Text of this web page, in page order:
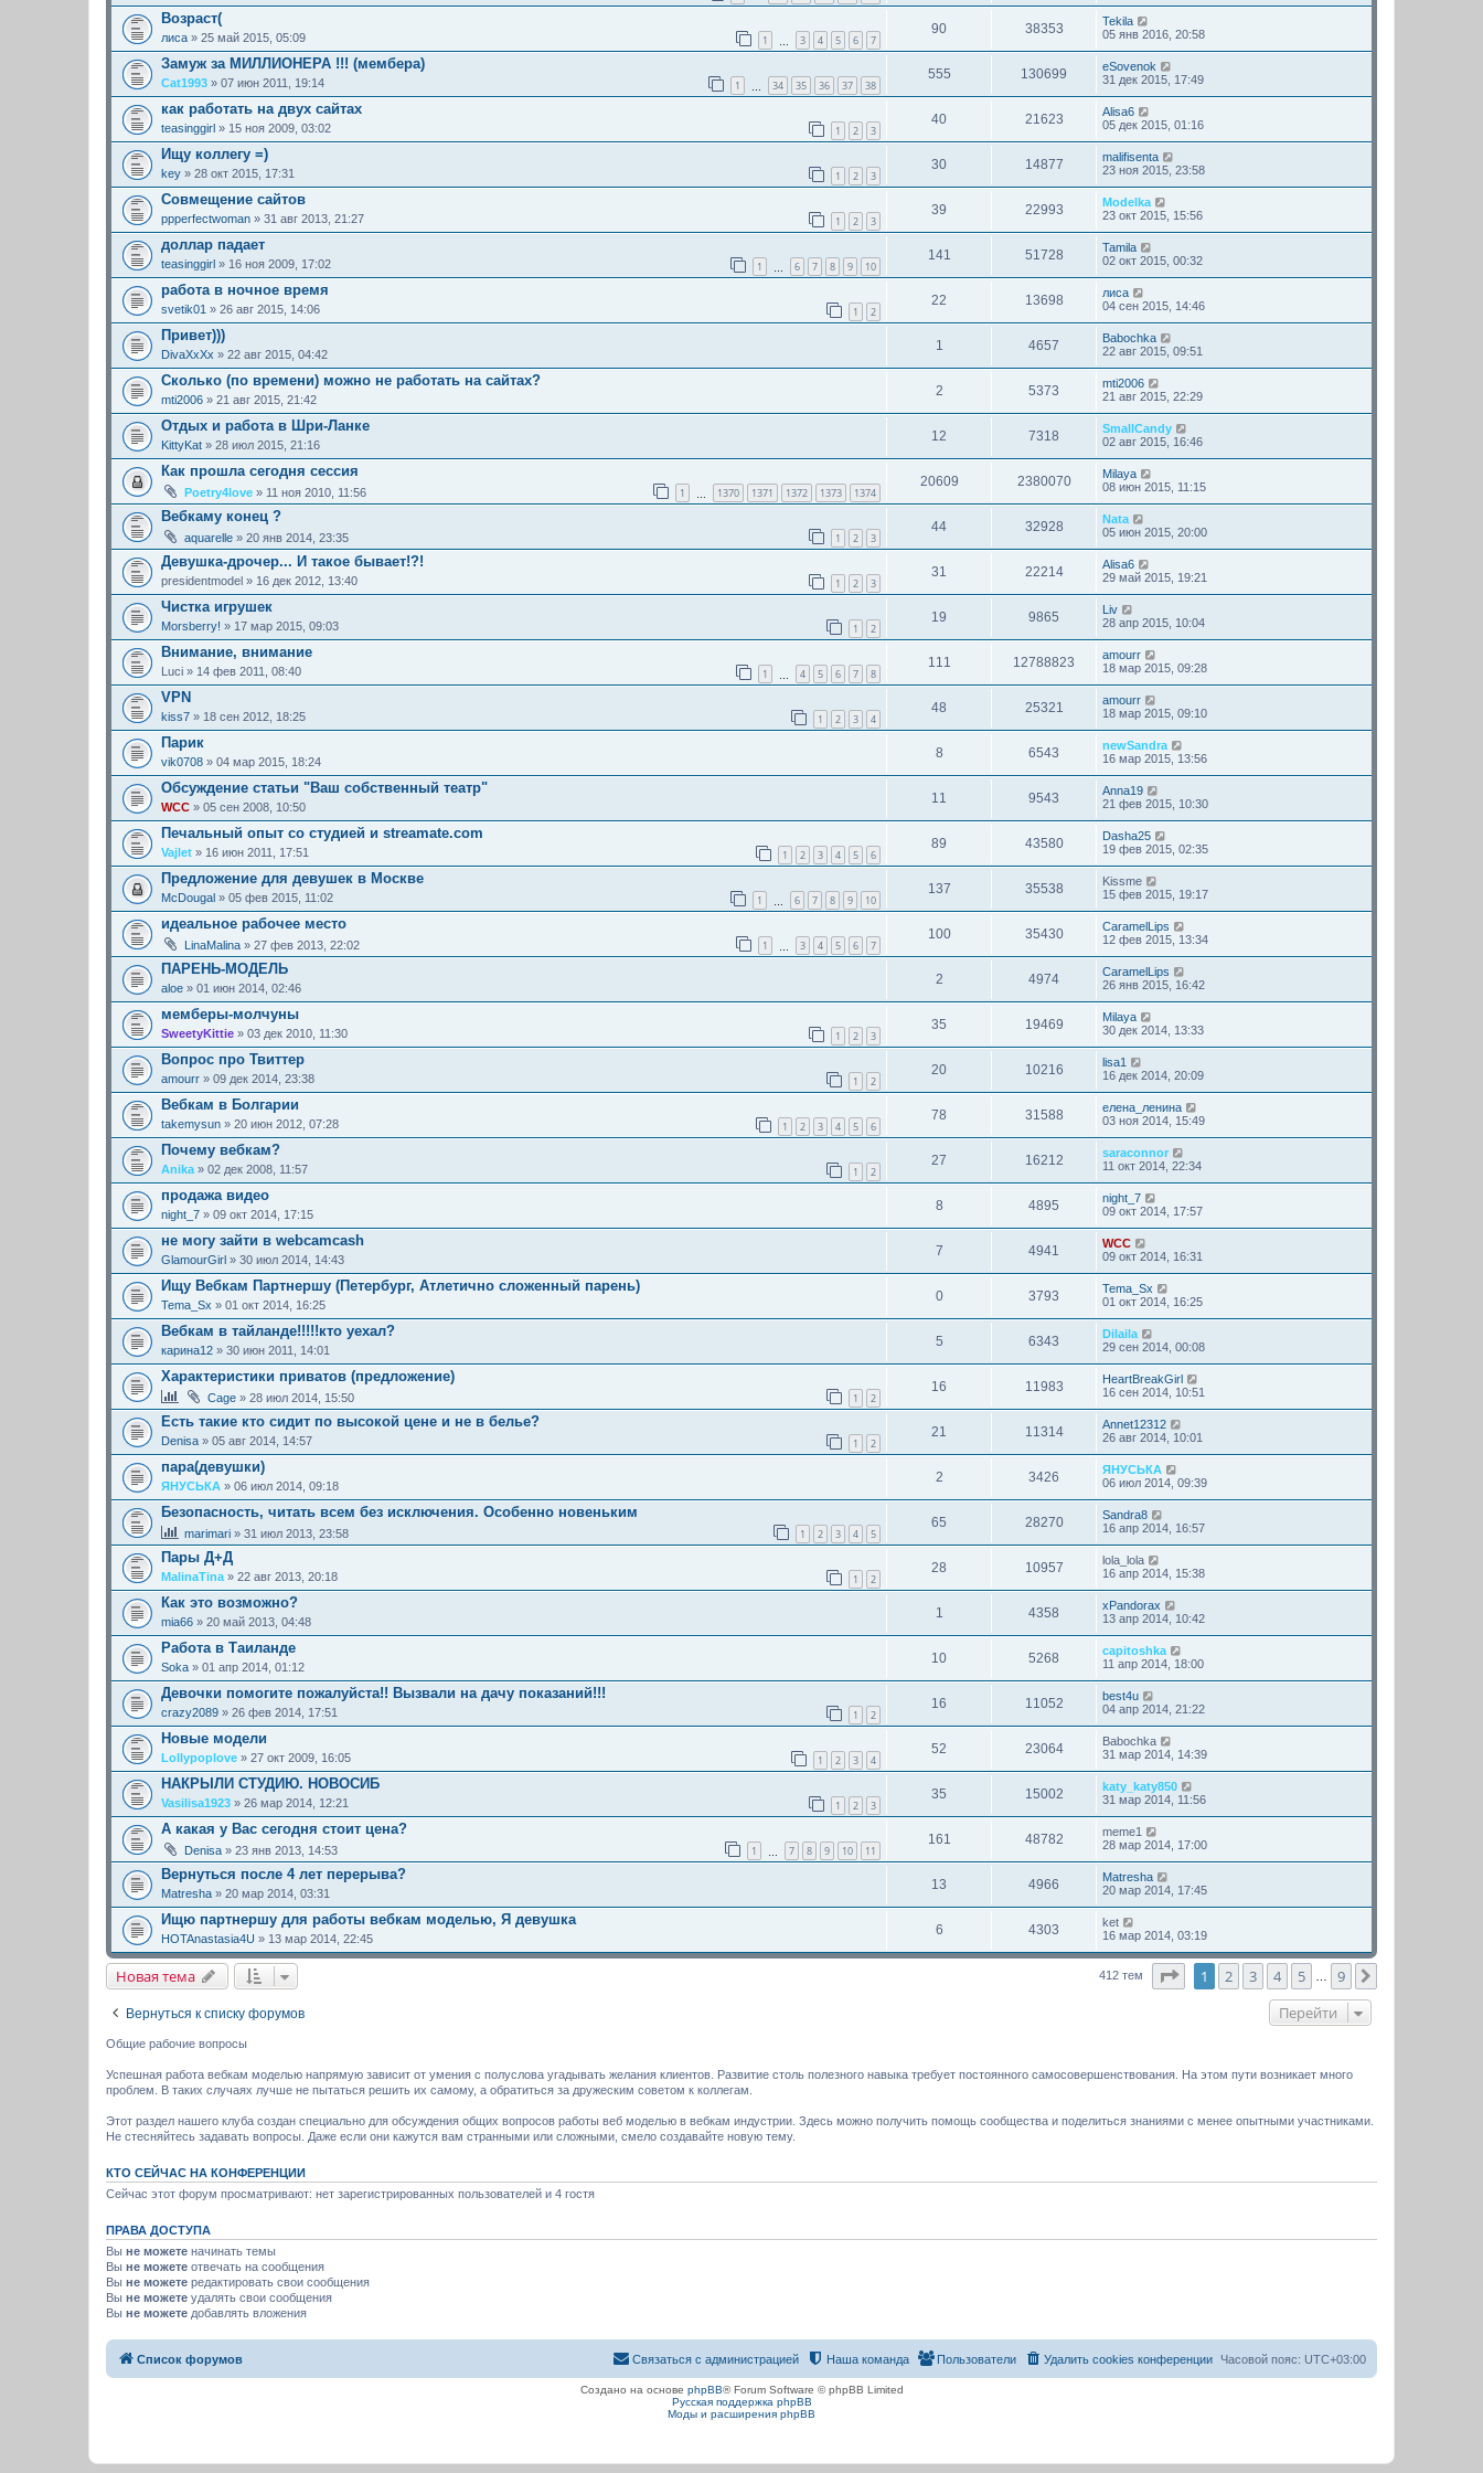
Возраст(
лиса » 25 май 2015, 05:09 1 3 4 5 6 7
90 38353
Tekila
05 янв 2016, 20:58
Замуж за МИЛЛИОНЕРА !!! (мембера)
Cat1993 » 07 июн 2011, 19:14 1 34 35 36 37 38
555 130699
eSovenok
31 дек 2015, 17:49
как работать на двух сайтах
teasinggirl » 15 ноя 2009, 03:02 1 2 3
40 21623
Alisa6
05 дек 2015, 01:16
Ищу коллегу =)
key » 28 окт 2015, 17:31 1 2 3
30 14877
malifisenta
23 ноя 2015, 23:58
Совмещение сайтов
ppperfectwoman » 31 авг 2013, 21:27 1 2 3
39 22993
Modelka
23 окт 2015, 15:56
доллар падает
teasinggirl » 16 ноя 2009, 17:02 1 6 7 8 9 10
141 51728
Tamila
02 окт 2015, 00:32
работа в ночное время
svetik01 » 26 авг 2015, 14:06 1 2
22 13698
лиса
04 сен 2015, 14:46
Привет)))
DivaXxXx » 22 авг 2015, 04:42
1 4657
Babochka
22 авг 2015, 09:51
Сколько (по времени) можно не работать на сайтах?
mti2006 » 21 авг 2015, 21:42
2 5373
mti2006
21 авг 2015, 22:29
Отдых и работа в Шри-Ланке
KittyKat » 28 июл 2015, 21:16
12 7318
SmallCandy
02 авг 2015, 16:46
Как прошла сегодня сессия
Poetry4love » 11 ноя 2010, 11:56 1 1370 1371 1372 1373 1374
20609 2380070
Milaya
08 июн 2015, 11:15
Вебкаму конец ?
aquarelle » 20 янв 2014, 23:35 1 2 3
44 32928
Nata
05 июн 2015, 20:00
Девушка-дрочер... И такое бывает!?!
presidentmodel » 16 дек 2012, 13:40 1 2 3
31 22214
Alisa6
29 май 2015, 19:21
Чистка игрушек
Morsberry! » 17 мар 2015, 09:03 1 2
19 9865
Liv
28 апр 2015, 10:04
Внимание, внимание
Luci » 14 фев 2011, 08:40 1 4 5 6 7 8
111 12788823
amourr
18 мар 2015, 09:28
VPN
kiss7 » 18 сен 2012, 18:25 1 2 3 4
48 25321
amourr
18 мар 2015, 09:10
Парик
vik0708 » 04 мар 2015, 18:24
8 6543
newSandra
16 мар 2015, 13:56
Обсуждение статьи "Ваш собственный театр"
WCC » 05 сен 2008, 10:50
11 9543
Anna19
21 фев 2015, 10:30
Печальный опыт со студией и streamate.com
Vajlet » 16 июн 2011, 17:51 1 2 3 4 5 6
89 43580
Dasha25
19 фев 2015, 02:35
Предложение для девушек в Москве
McDougal » 05 фев 2015, 11:02 1 6 7 8 9 10
137 35538
Kissme
15 фев 2015, 19:17
идеальное рабочее место
LinaMalina » 27 фев 2013, 22:02 1 3 4 5 6 7
100 35430
CaramelLips
12 фев 2015, 13:34
ПАРЕНЬ-МОДЕЛЬ
aloe » 01 июн 2014, 02:46
2 4974
CaramelLips
26 янв 2015, 16:42
мемберы-молчуны
SweetyKittie » 03 дек 2010, 11:30 1 2 3
35 19469
Milaya
30 дек 2014, 13:33
Вопрос про Твиттер
amourr » 09 дек 2014, 23:38 1 2
20 10216
lisa1
16 дек 2014, 20:09
Вебкам в Болгарии
takemysun » 20 июн 2012, 07:28 1 2 3 4 5 6
78 31588
елена_ленина
03 ноя 2014, 15:49
Почему вебкам?
Anika » 02 дек 2008, 11:57 1 2
27 16212
saraconnor
11 окт 2014, 22:34
продажа видео
night_7 » 09 окт 2014, 17:15
8 4895
night_7
09 окт 2014, 17:57
не могу зайти в webcamcash
GlamourGirl » 30 июл 2014, 14:43
7 4941
WCC
09 окт 2014, 16:31
Ищу Вебкам Партнершу (Петербург, Атлетично сложенный парень)
Tema_Sx » 01 окт 2014, 16:25
0 3793
Tema_Sx
01 окт 2014, 16:25
Вебкам в тайланде!!!!!кто уехал?
карина12 » 30 июн 2011, 14:01
5 6343
Dilaila
29 сен 2014, 00:08
Характеристики приватов (предложение)
Cage » 28 июл 2014, 15:50 1 2
16 11983
HeartBreakGirl
16 сен 2014, 10:51
Есть такие кто сидит по высокой цене и не в белье?
Denisa » 05 авг 2014, 14:57 1 2
21 11314
Annet12312
26 авг 2014, 10:01
пара(девушки)
ЯНУСЬКА » 06 июл 2014, 09:18
2 3426
ЯНУСЬКА
06 июл 2014, 09:39
Безопасность, читать всем без исключения. Особенно новеньким
marimari » 31 июл 2013, 23:58 1 2 3 4 5
65 28270
Sandra8
16 апр 2014, 16:57
Пары Д+Д
MalinaTina » 22 авг 2013, 20:18 1 2
28 10957
lola_lola
16 апр 2014, 15:38
Как это возможно?
mia66 » 20 май 2013, 04:48
1 4358
xPandorax
13 апр 2014, 10:42
Работа в Таиланде
Soka » 01 апр 2014, 01:12
10 5268
capitoshka
11 апр 2014, 18:00
Девочки помогите пожалуйста!! Вызвали на дачу показаний!!!
crazy2089 » 26 фев 2014, 17:51 1 2
16 11052
best4u
04 апр 2014, 21:22
Новые модели
Lollypoplove » 27 окт 2009, 16:05 1 2 3 4
52 23064
Babochka
31 мар 2014, 14:39
НАКРЫЛИ СТУДИЮ. НОВОСИБ
Vasilisa1923 » 26 мар 2014, 12:21 1 2 3
35 15002
katy_katy850
31 мар 2014, 11:56
А какая у Вас сегодня стоит цена?
Denisa » 23 янв 2013, 14:53 1 7 8 9 10 11
161 48782
meme1
28 мар 2014, 17:00
Вернуться после 4 лет перерыва?
Matresha » 20 мар 2014, 03:31
13 4966
Matresha
20 мар 2014, 17:45
Ищю партнершу для работы вебкам моделью, Я девушка
HOTAnastasia4U » 13 мар 2014, 22:45
6 4303
ket
16 мар 2014, 03:19
Новая тема 412 тем Страница 1 из9
1 2 3 4 5 9
Вернуться к списку форумов Перейти
Общие рабочие вопросы
Успешная работа вебкам моделью напрямую зависит от умения с полуслова угадывать желания клиентов. Развитие столь полезного навыка требует постоянного самосовершенствования. На этом пути возникает много
проблем. В таких случаях лучше не пытаться решить их самому, а обратиться за дружеским советом к коллегам.
Этот раздел нашего клуба создан специально для обсуждения общих вопросов работы веб моделью в вебкам индустрии. Здесь можно получить помощь сообщества и поделиться знаниями с менее опытными участниками.
Не стесняйтесь задавать вопросы. Даже если они кажутся вам странными или сложными, смело создавайте новую тему.
КТО СЕЙЧАС НА КОНФЕРЕНЦИИ
Сейчас этот форум просматривают: нет зарегистрированных пользователей и 4 гостя
ПРАВА ДОСТУПА
Вы не можете начинать темы
Вы не можете отвечать на сообщения
Вы не можете редактировать свои сообщения
Вы не можете удалять свои сообщения
Вы не можете добавлять вложения
Список форумов Часовой пояс: UTC+03:00
Удалить cookies конференции
Пользователи
Наша команда
Связаться с администрацией
Создано на основе phpBB® Forum Software © phpBB Limited
Русская поддержка phpBB
Моды и расширения phpBB